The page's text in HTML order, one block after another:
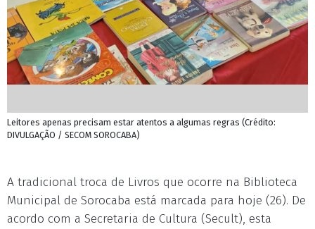
Leitores apenas precisam estar atentos a algumas regras (Crédito:
DIVULGAÇÃO / SECOM SOROCABA)
A tradicional troca de Livros que ocorre na Biblioteca
Municipal de Sorocaba está marcada para hoje (26). De
acordo com a Secretaria de Cultura (Secult), esta